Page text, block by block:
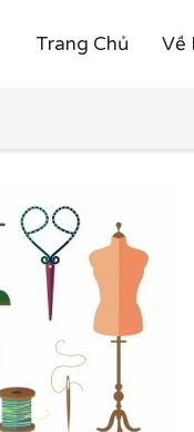
Trang Chủ Về